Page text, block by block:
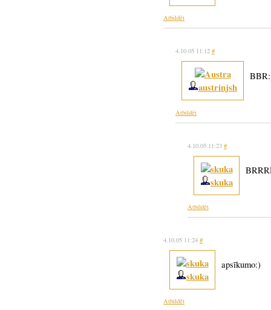
Atbildēt
4.10.05 11:12 #
austrinjsh
Atbildēt
4.10.05 11:23 #
skuka
Atbildēt
4.10.05 11:24 #
skuka
apsīkumo:)
Atbildēt